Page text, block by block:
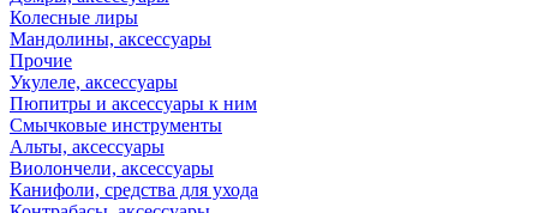
Колесные лиры
Мандолины, аксессуары
Прочие
Укулеле, аксессуары
Пюпитры и аксессуары к ним
Смычковые инструменты
Альты, аксессуары
Виолончели, аксессуары
Канифоли, средства для ухода